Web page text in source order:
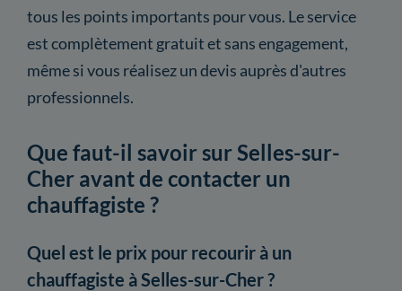
tous les points importants pour vous. Le service
est complètement gratuit et sans engagement,
même si vous réalisez un devis auprès d'autres
professionnels.
Que faut-il savoir sur Selles-sur-
Cher avant de contacter un
chauffagiste ?
Quel est le prix pour recourir à un
chauffagiste à Selles-sur-Cher ?